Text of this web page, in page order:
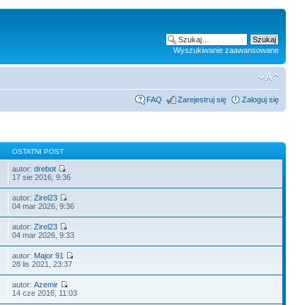
Wyszukiwanie zaawansowane
FAQ Zarejestruj się Zaloguj się
OSTATNI POST
autor:drebot
17 sie 2016, 9:36
autor:Zirel23
04 mar 2026, 9:36
autor:Zirel23
04 mar 2026, 9:33
autor: Major 91
28 lis 2021, 23:37
autor:Azemir
14 cze 2016, 11:03